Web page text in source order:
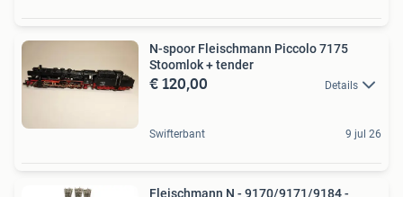
N-spoor Fleischmann Piccolo 7175
Stoomlok + tender
€ 120,00 Details
Swifterbant 9 jul 26
Fleischmann N - 9170/9171/9184 -